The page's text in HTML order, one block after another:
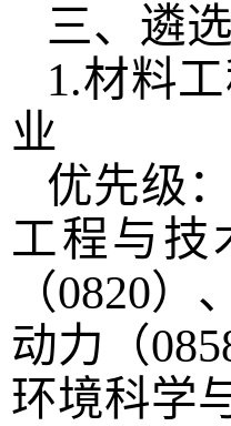
三、遴
1.材料
业
优先级
工程与技
（0820）
动力（
环境科学